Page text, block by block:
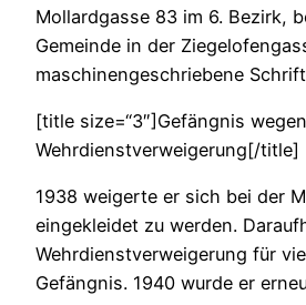
Mollardgasse 83 im 6. Bezirk,
Gemeinde in der
maschinengeschriebene
[title size=“3″]Gefängnis wegen
Wehrdienstverweigerung[/title]
1938 weigerte er sich bei der
eingekleidet zu werden.
Wehrdienstverweigerung für
Gefängnis. 1940 wurde er